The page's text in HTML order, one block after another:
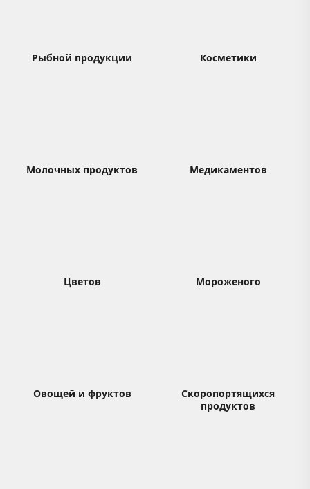
Рыбной продукции Косметики
Молочных продуктов Медикаментов
Цветов Мороженого
Овощей и фруктов
Скоропортящихся
продуктов